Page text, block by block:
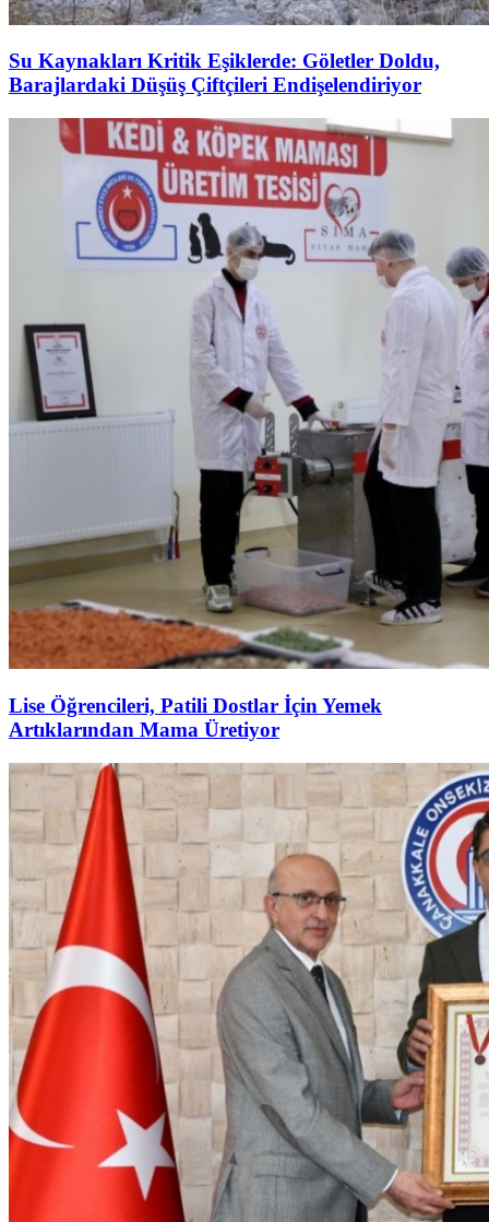
Su Kaynakları Kritik Eşiklerde: Göletler Doldu,
Barajlardaki Düşüş Çiftçileri Endişelendiriyor
Lise Öğrencileri, Patili Dostlar İçin Yemek
Artıklarından Mama Üretiyor